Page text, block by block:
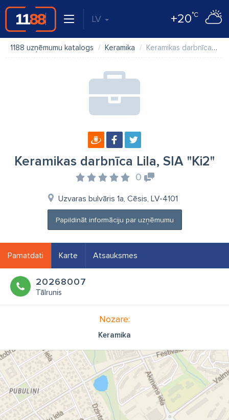
LV +20°C
1188 uzņēmumu katalogs Keramika Keramikas darbnīca Lila, SIA "Ki2"
Keramikas darbnīca Lila, SIA "Ki2"
0
Uzvaras bulvāris 1a, Cēsis, LV-4101
Papildināt informāciju par uzņēmumu
Pamatdati Karte Atsauksmes
20268007
Tālrunis
Nozare:
Keramika